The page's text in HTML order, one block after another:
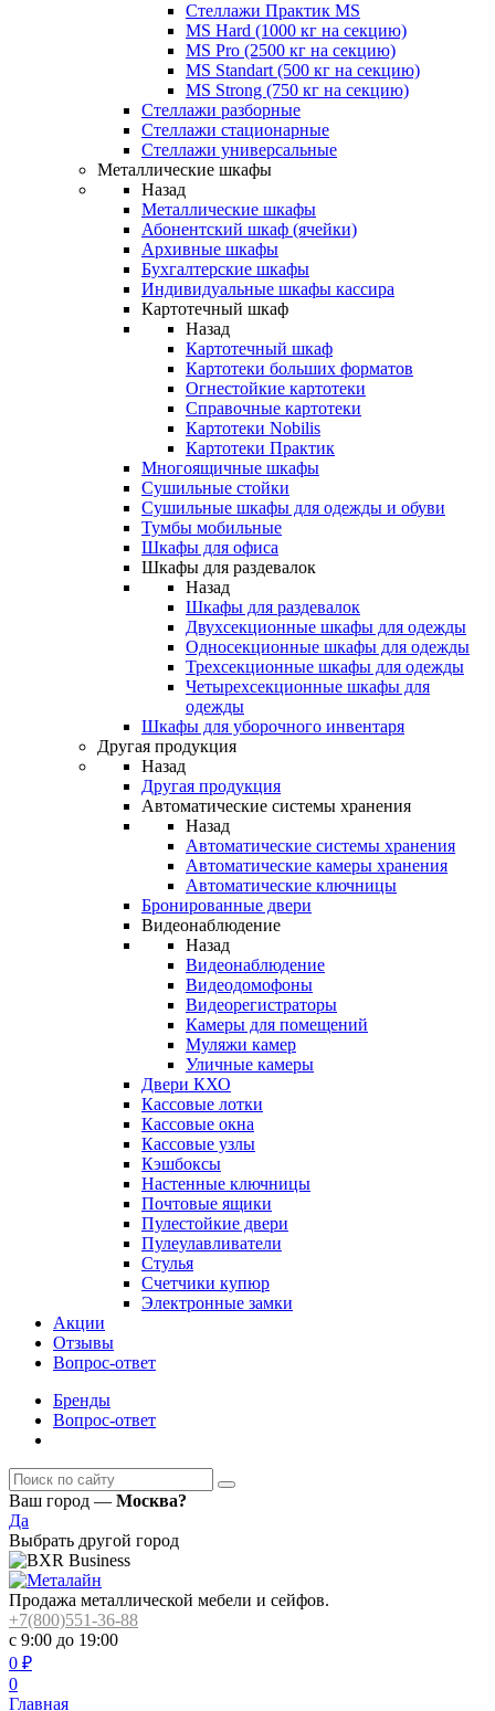
Стеллажи Практик MS
MS Hard (1000 кг на секцию)
MS Pro (2500 кг на секцию)
MS Standart (500 кг на секцию)
MS Strong (750 кг на секцию)
Стеллажи разборные
Стеллажи стационарные
Стеллажи универсальные
Металлические шкафы
Назад
Металлические шкафы
Абонентский шкаф (ячейки)
Архивные шкафы
Бухгалтерские шкафы
Индивидуальные шкафы кассира
Картотечный шкаф
Назад
Картотечный шкаф
Картотеки больших форматов
Огнестойкие картотеки
Справочные картотеки
Картотеки Nobilis
Картотеки Практик
Многоящичные шкафы
Сушильные стойки
Сушильные шкафы для одежды и обуви
Тумбы мобильные
Шкафы для офиса
Шкафы для раздевалок
Назад
Шкафы для раздевалок
Двухсекционные шкафы для одежды
Односекционные шкафы для одежды
Трехсекционные шкафы для одежды
Четырехсекционные шкафы для
одежды
Шкафы для уборочного инвентаря
Другая продукция
Назад
Другая продукция
Автоматические системы хранения
Назад
Автоматические системы хранения
Автоматические камеры хранения
Автоматические ключницы
Бронированные двери
Видеонаблюдение
Назад
Видеонаблюдение
Видеодомофоны
Видеорегистраторы
Камеры для помещений
Муляжи камер
Уличные камеры
Двери КХО
Кассовые лотки
Кассовые окна
Кассовые узлы
Кэшбоксы
Настенные ключницы
Почтовые ящики
Пулестойкие двери
Пулеулавливатели
Стулья
Счетчики купюр
Электронные замки
Акции
Отзывы
Вопрос-ответ
Бренды
Вопрос-ответ
Ваш город — Москва?
Да
Выбрать другой город
Продажа металлической мебели и сейфов.
+7(800)551-36-88
с 9:00 до 19:00
0 ₽
0
Главная